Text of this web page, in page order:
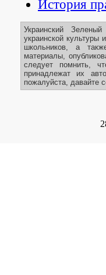
История
Украинский
украинской культуры
школьников, а
материалы,
следует помнить,
принадлежат их
пожалуйста, давайте